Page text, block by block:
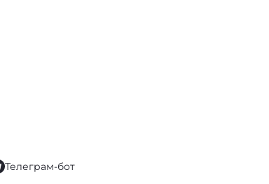
Телеграм-бот